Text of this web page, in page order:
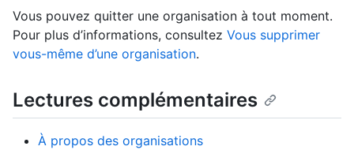
Vous pouvez quitter une organisation à tout moment.
Pour plus d’informations, consultez Vous supprimer
vous-même d’une organisation.
Lectures complémentaires
À propos des organisations